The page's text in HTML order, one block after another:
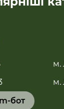
добавки
бот
м.
м.